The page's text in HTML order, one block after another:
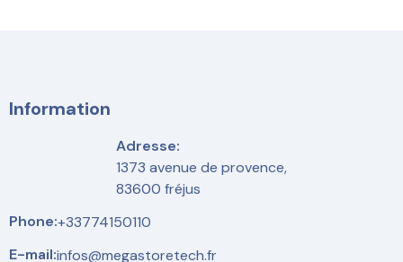
Information
Adresse:
1373 avenue de provence,
83600 fréjus
Phone:+33774150110
E-mail:infos@megastoretech.fr